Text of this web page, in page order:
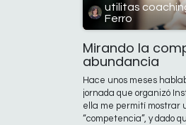
utilitas
Ferro
Mirando la
abundancia
Hace unos meses
jornada que organizó
ella me permití mostrar
“competencia”, y dado